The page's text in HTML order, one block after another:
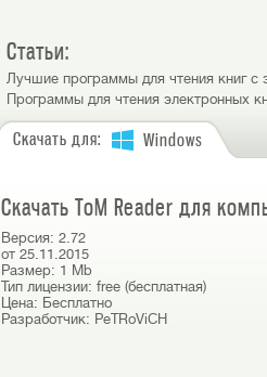
Статьи:
Лучшие программы для чтения книг с
Программы для чтения электронных
Скачать для: Windows
Скачать ToM Reader для
Версия: 2.72
от 25.11.2015
Размер: 1 Mb
Тип лицензии: free (бесплатная)
Цена: Бесплатно
Разработчик: PeTRoViCH